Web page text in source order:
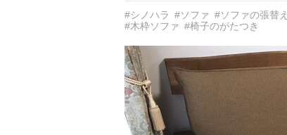
#シノハラ #ソファ #ソファの張替え
#木枠ソファ #椅子のがたつき